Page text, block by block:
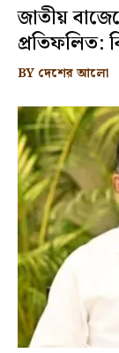
জাতীয়
প্রতিফলিত:
BY দেশের আলো